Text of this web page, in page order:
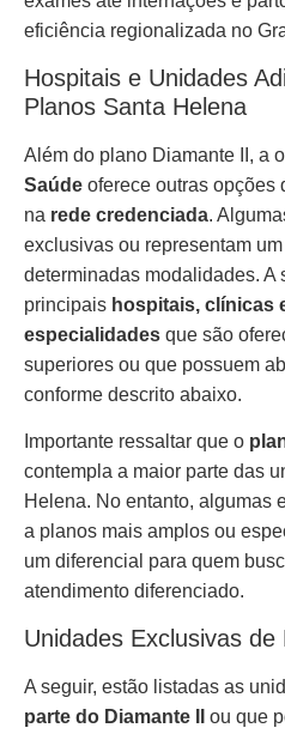
eficiência regionalizada no
Hospitais e Unidades
Planos Santa Helena
Além do plano Diamante II, a
Saúde oferece outras opções
na rede credenciada.
exclusivas ou representam
determinadas modalidades. A
principais hospitais, clínicas
especialidades que são
superiores ou que possuem
conforme descrito abaixo.
Importante ressaltar que o
contempla a maior parte das
Helena. No entanto, algumas
a planos mais amplos ou
um diferencial para quem
atendimento diferenciado.
Unidades Exclusivas
A seguir, estão listadas as
parte do Diamante II
ou que